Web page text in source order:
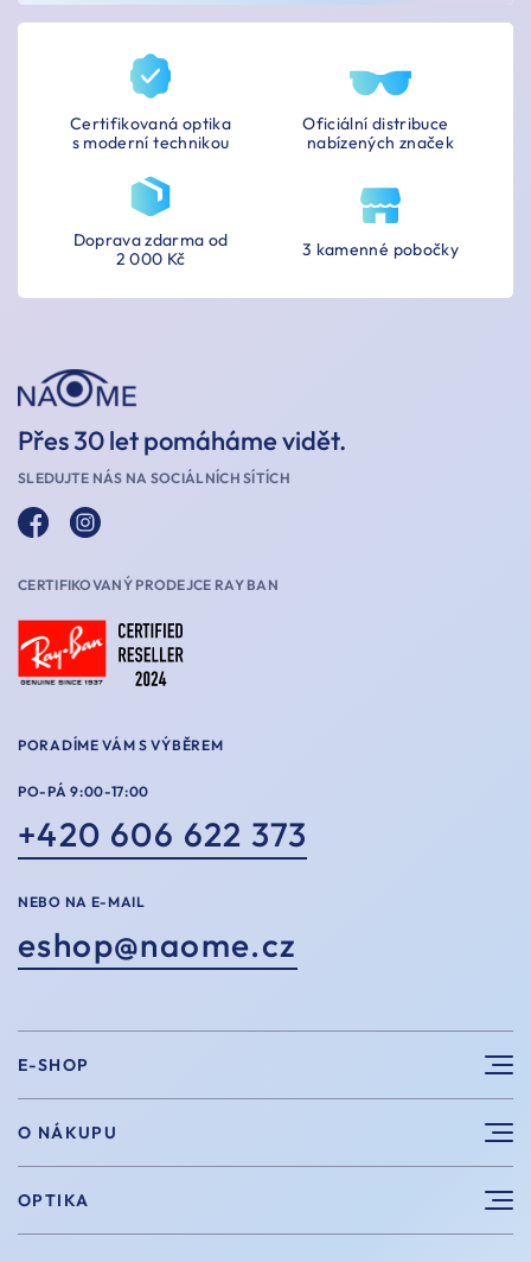
Certifikovaná optika
s moderní technikou
Oficiální distribuce
nabízených značek
3 kamenné pobočky
Doprava zdarma od
2 000 Kč
Přes 30 let pomáháme vidět.
SLEDUJTE NÁS NA SOCIÁLNÍCH SÍTÍCH
CERTIFIKOVANÝ PRODEJCE RAY BAN
PORADÍME VÁM S VÝBĚREM
PO-PÁ 9:00-17:00
+420 606 622 373
NEBO NA E-MAIL
eshop@naome.cz
E-SHOP
Sluneční brýle
Sportovní brýle
O NÁKUPU
Velikosti
OPTIKA